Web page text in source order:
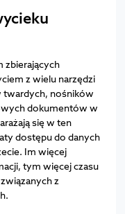
zbierających
z wielu narzędzi
twardych, nośników
dokumentów w
się w ten
dostępu do danych
Im więcej
tym więcej czasu
z